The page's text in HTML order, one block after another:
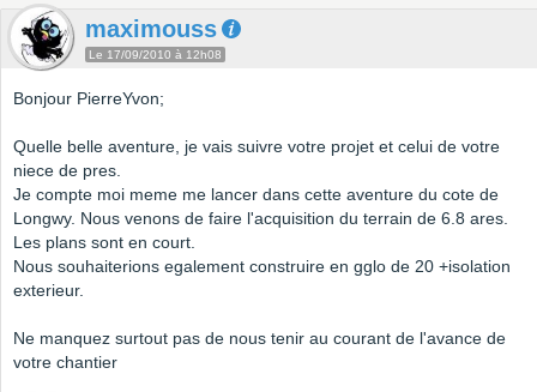
maximouss
Le 17/09/2010 à 12h08
Bonjour PierreYvon;
Quelle belle aventure, je vais suivre votre projet et celui de votre
niece de pres.
Je compte moi meme me lancer dans cette aventure du cote de
Longwy. Nous venons de faire l'acquisition du terrain de 6.8 ares.
Les plans sont en court.
Nous souhaiterions egalement construire en gglo de 20 +isolation
exterieur.
Ne manquez surtout pas de nous tenir au courant de l'avance de
votre chantier